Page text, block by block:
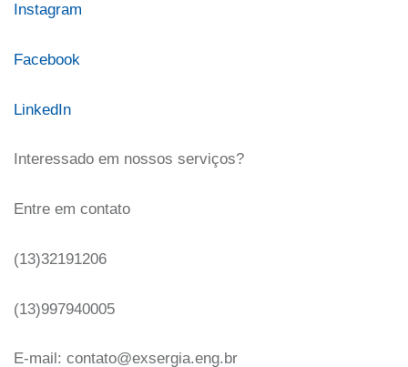
Instagram
Facebook
LinkedIn
Interessado em nossos serviços?
Entre em contato
(13)32191206
(13)997940005
E-mail: contato@exsergia.eng.br